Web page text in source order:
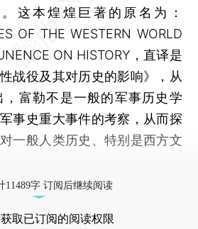
这本煌煌巨著的原名为：
OF THE WESTERN WORLD
ON HISTORY，直译是
战役及其对历史的影响》，从
富勒不是一般的军事历史学
事史重大事件的考察，从而探
一般人类历史、特别是西方文
11489字 订阅后继续阅读
取已订阅的阅读权限